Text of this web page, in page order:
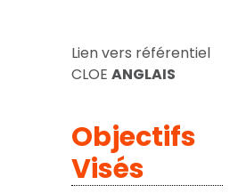
Lien vers référentiel
CLOE ANGLAIS
Objectifs
Visés